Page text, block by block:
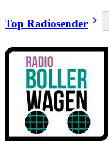
Top Radiosender